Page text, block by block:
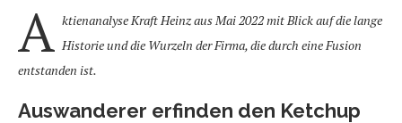
A ktienanalyse Kraft Heinz aus Mai 2022 mit Blick auf die lange
Historie und die Wurzeln der Firma, die durch eine Fusion
entstanden ist.
Auswanderer erfinden den Ketchup